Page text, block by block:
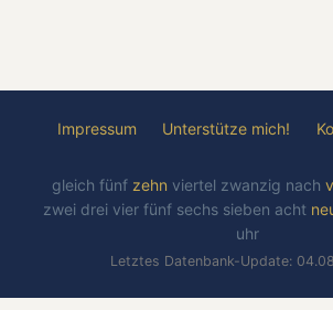
Impressum Unterstütze mich!
gleich fünf zehn viertel zwanzig nach
zwei drei vier fünf sechs sieben acht
uhr
Letztes Datenbank-Update: